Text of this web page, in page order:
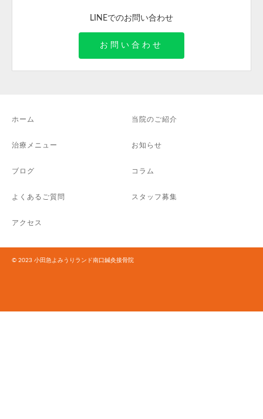
LINEでのお問い合わせ
お問い合わせ
ホーム 当院のご紹介
治療メニュー お知らせ
ブログ コラム
よくあるご質問 スタッフ募集
アクセス
© 2023 小田急よみうりランド南口鍼灸接骨院